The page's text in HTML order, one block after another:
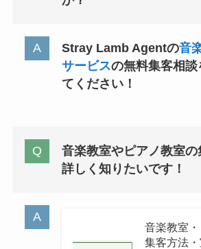
Stray Lamb Agentの音
サービスの無料集客相談
てください！
音楽教室やピアノ教室
詳しく知りたいです！
音楽教室
集客方法